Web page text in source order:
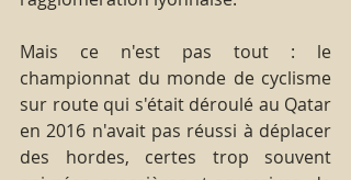
Mais ce n'est pas tout : le
championnat du monde de cyclisme
sur route qui s'était déroulé au Qatar
en 2016 n'avait pas réussi à déplacer
des hordes, certes trop souvent